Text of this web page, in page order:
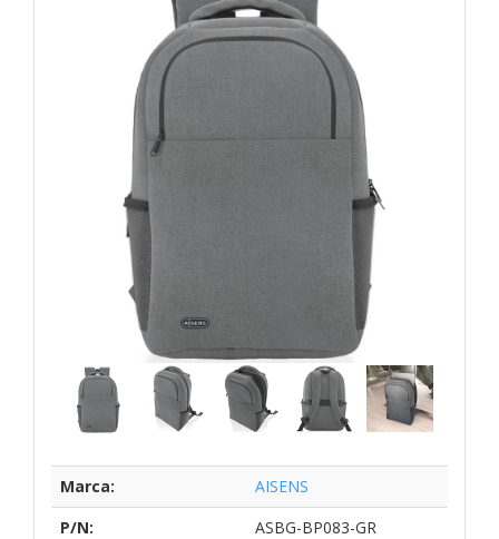
Marca:
AISENS
P/N:
ASBG-BP083-GR